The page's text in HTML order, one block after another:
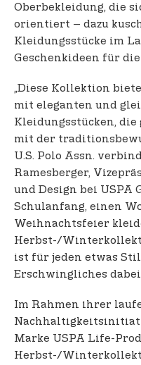
Oberbekleidung, die
orientiert – dazu
Kleidungsstücke im
Geschenkideen für
„Diese Kollektion
mit eleganten und
Kleidungsstücken,
mit der
U.S. Polo Assn.
Ramesberger,
und Design bei USPA
Schulanfang, einen
Weihnachtsfeier
Herbst-/
ist für jeden etwas
Erschwingliches
Im Rahmen ihrer
Marke USPA Life-
Herbst-/